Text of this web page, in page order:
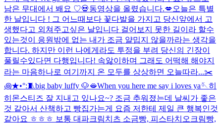
남은 무대에서 봬요 ♡💀동영상을 올렸습니다.💋오늘은 특별
한 날입니다 ! 그 어느때보다 꽃다발을 가지고 당신앞에서 고
생했다고 외쳐주고싶은 날입니다 걸어보지 못한 길이라 할수
있는것이 응원밖에 없는 내가 조금 얄밉지 않을까라는 생각을
합니다. 하지만 이런 나에게라도 투정을 부려 당신의 긴장이
풀릴수있다면 다행입니다! 속앓이하며 그래도 어떡해 해야지
라는 마음하나로 여기까지 온 모두를 상상하면 오늘따라...✂️
꩜★•°:🧵big baby luffy 🐶🫦When you here me say i loves ya🪡히
히 몬스티즈 잘 지내고 있나요~? 조금 추워졌는데 날씨가 좋은
것 같아서 산책하고 빵집가는게 요즘 저한테 제일 큰 행복인것
같아요 ㅎㅎㅎ 보통 대파크림치츠 소금빵, 피스타치오크림빵,